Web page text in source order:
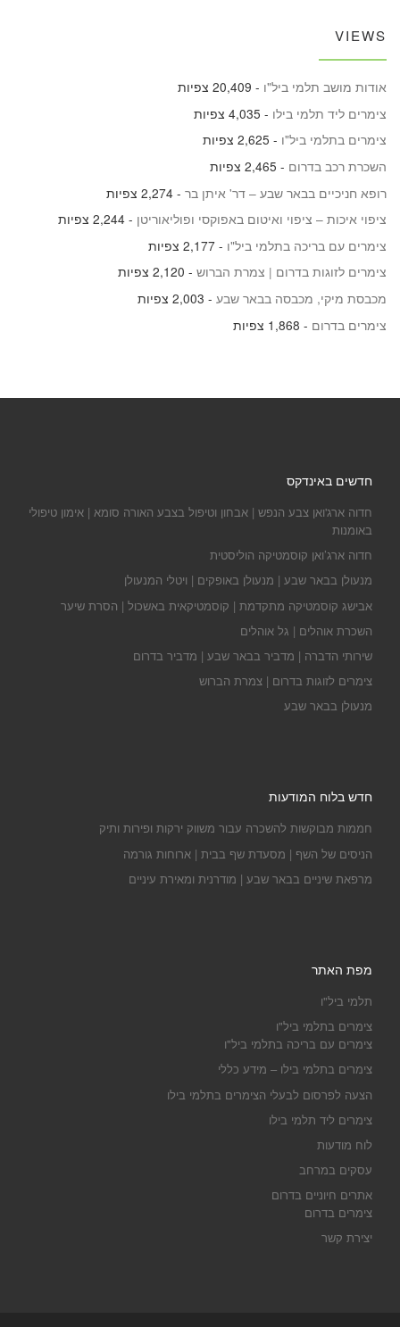
VIEWS
אודות מושב תלמי ביל"ו - 20,409 צפיות
צימרים ליד תלמי בילו - 4,035 צפיות
צימרים בתלמי ביל"ו - 2,625 צפיות
השכרת רכב בדרום - 2,465 צפיות
רופא חניכיים בבאר שבע – דר' איתן בר - 2,274 צפיות
ציפוי איכות – ציפוי ואיטום באפוקסי ופוליאוריטן - 2,244 צפיות
צימרים עם בריכה בתלמי ביל"ו - 2,177 צפיות
צימרים לזוגות בדרום | צמרת הברוש - 2,120 צפיות
מכבסת מיקי, מכבסה בבאר שבע - 2,003 צפיות
צימרים בדרום - 1,868 צפיות
חדשים באינדקס
חדוה ארג'ואן צבע הנפש | אבחון וטיפול בצבע האורה סומא | אימון טיפולי
באומנות
חדוה ארג’ואן קוסמטיקה הוליסטית
מנעולן בבאר שבע | מנעולן באופקים | ויטלי המנעולן
אבישג קוסמטיקה מתקדמת | קוסמטיקאית באשכול | הסרת שיער
השכרת אוהלים | גל אוהלים
שירותי הדברה | מדביר בבאר שבע | מדביר בדרום
צימרים לזוגות בדרום | צמרת הברוש
מנעולן בבאר שבע
חדש בלוח המודעות
חממות מבוקשות להשכרה עבור משווק ירקות ופירות ותיק
הניסים של השף | מסעדת שף בבית | ארוחות גורמה
מרפאת שיניים בבאר שבע | מודרנית ומאירת עיניים
מפת האתר
תלמי ביל"ו
צימרים בתלמי ביל"ו
צימרים עם בריכה בתלמי ביל"ו
צימרים בתלמי בילו – מידע כללי
הצעה לפרסום לבעלי הצימרים בתלמי בילו
צימרים ליד תלמי בילו
לוח מודעות
עסקים במרחב
אתרים חיוניים בדרום
צימרים בדרום
יצירת קשר